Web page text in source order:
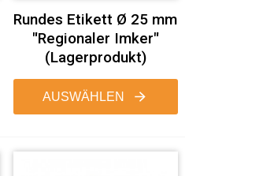
Rundes Etikett Ø 25 mm
"Regionaler Imker"
(Lagerprodukt)
AUSWÄHLEN